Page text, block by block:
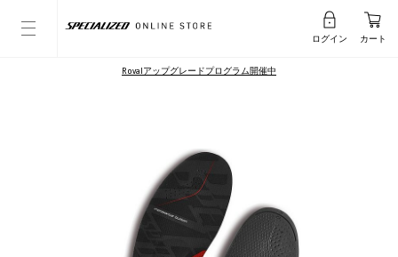
ログイン カート
Rovalアップグレードプログラム開催中